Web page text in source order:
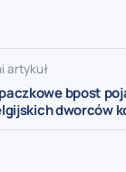
artykuł
bpost
dworców